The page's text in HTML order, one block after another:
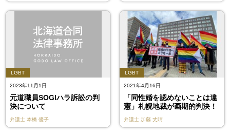
LGBT
2023年11月1日
元道職員SOGIハラ訴訟の判
決について
弁護士 本橋 優子
LGBT
2021年4月16日
「同性婚を認めないことは違
憲」札幌地裁が画期的判決！
弁護士 加藤 丈晴